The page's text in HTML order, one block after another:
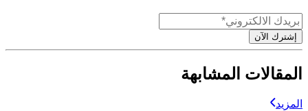
إشترك الآن
المقالات المشابهة
المزيد